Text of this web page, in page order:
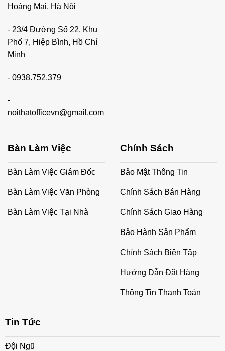
Hoàng Mai, Hà Nội
- 23/4 Đường Số 22, Khu
Phố 7, Hiệp Bình, Hồ Chí
Minh
- 0938.752.379
-
noithatofficevn@gmail.com
Bàn Làm Việc
Bàn Làm Việc Giám Đốc
Bàn Làm Việc Văn Phòng
Bàn Làm Việc Tại Nhà
Chính Sách
Bảo Mật Thông Tin
Chính Sách Bán Hàng
Chính Sách Giao Hàng
Bảo Hành Sản Phẩm
Chính Sách Biên Tập
Hướng Dẫn Đặt Hàng
Thông Tin Thanh Toán
Tin Tức
Đội Ngũ